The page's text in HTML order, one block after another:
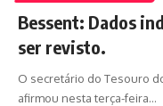
Bessent: Dados
ser revisto.
O secretário do Tesouro
afirmou nesta terça-feira…